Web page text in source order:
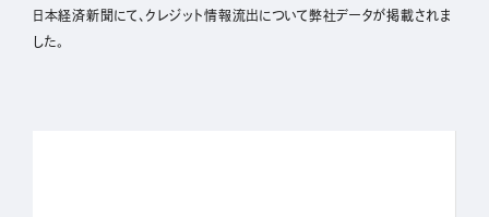
日本経済新聞にて、クレジット情報流出について弊社データが掲載されま
した。